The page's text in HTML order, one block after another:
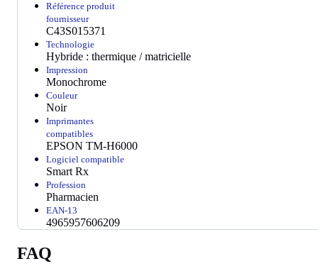
Référence produit
fournisseur
C43S015371
Technologie
Hybride : thermique / matricielle
Impression
Monochrome
Couleur
Noir
Imprimantes
compatibles
EPSON TM-H6000
Logiciel compatible
Smart Rx
Profession
Pharmacien
EAN-13
4965957606209
FAQ